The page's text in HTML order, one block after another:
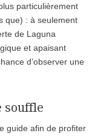
particulièrement
que) : à seulement
de Laguna
et apaisant
d’observer une
souffle
guide afin de profiter